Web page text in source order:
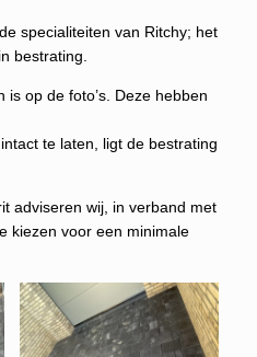
specialiteiten van Ritchy; het
bestrating.
op de foto’s. Deze hebben
te laten, ligt de bestrating
adviseren wij, in verband met
kiezen voor een minimale